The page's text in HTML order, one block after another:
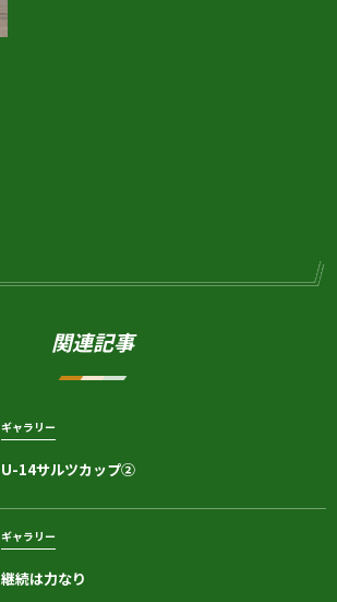
関連記事
ギャラリー
U-14サルツカップ②
ギャラリー
継続は力なり